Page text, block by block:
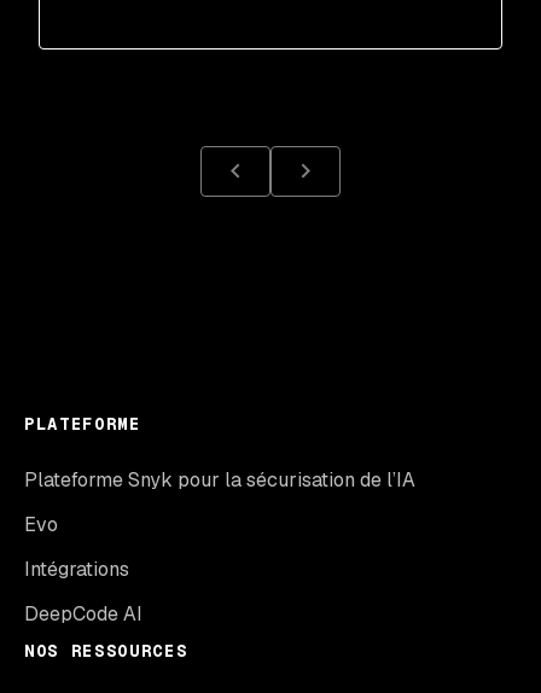
PLATEFORME
Plateforme Snyk pour la sécurisation de l’IA
Evo
Intégrations
DeepCode AI
NOS RESSOURCES